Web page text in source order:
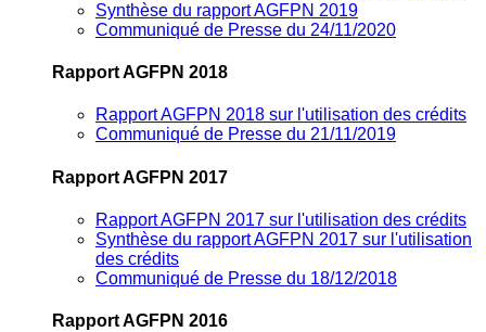
Synthèse du rapport AGFPN 2019
Communiqué de Presse du 24/11/2020
Rapport AGFPN 2018
Rapport AGFPN 2018 sur l'utilisation des crédits
Communiqué de Presse du 21/11/2019
Rapport AGFPN 2017
Rapport AGFPN 2017 sur l'utilisation des crédits
Synthèse du rapport AGFPN 2017 sur l'utilisation
des crédits
Communiqué de Presse du 18/12/2018
Rapport AGFPN 2016